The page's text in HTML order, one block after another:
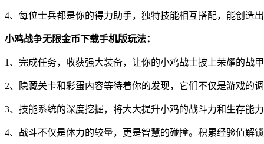
4、每位士兵都是你的得力助手，独特技能相互搭配，能创造
小鸡战争无限金币下载手机版玩法：
1、完成任务，收获强大装备，让你的小鸡战士披上荣耀的战
2、隐藏关卡和彩蛋内容等待着你的发现，它们不仅是游戏的
3、技能系统的深度挖掘，将大大提升小鸡的战斗力和生存能
4、战斗不仅是体力的较量，更是智慧的碰撞。积累经验值解